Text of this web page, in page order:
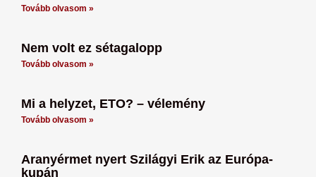
Tovább olvasom »
Nem volt ez sétagalopp
Tovább olvasom »
Mi a helyzet, ETO? – vélemény
Tovább olvasom »
Aranyérmet nyert Szilágyi Erik az Európa-
kupán